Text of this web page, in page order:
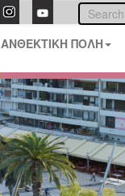
ΑΝΘΕΚΤΙΚΗ ΠΟΛΗ